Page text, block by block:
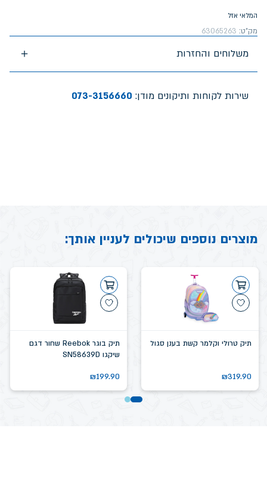
המלאי אזל
מק"ט: 63065263
משלוחים והחזרות
שירות לקוחות ותיקונים מודן: 073-3156660
מוצרים נוספים שיכולים לעניין אותך:
תיק טרולי וקלמר קשת בענן סגול
₪319.90
תיק בוגר Reebok שחור דגם
שיקגו SN58639D
₪199.90